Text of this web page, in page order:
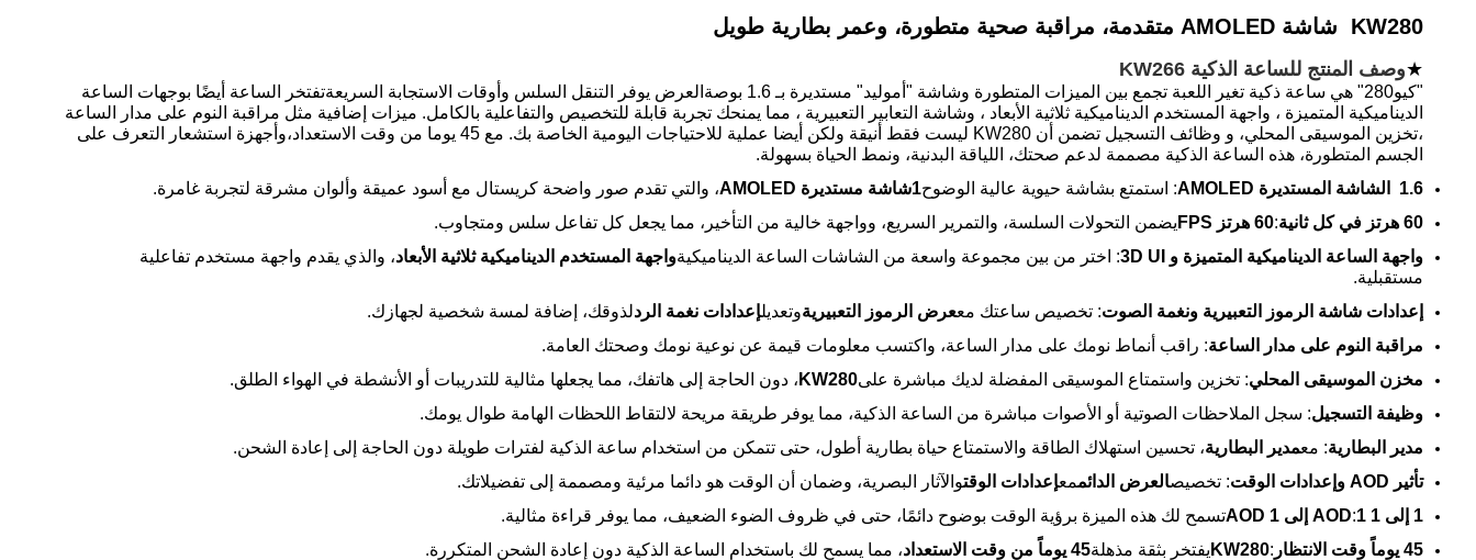
KW280 ‬ شاشة AMOLED متقدمة، مراقبة صحية متطورة، وعمر بطارية طويل
★وصف المنتج للساعة الذكية KW266
"كيو280" هي ساعة ذكية تغير اللعبة تجمع بين الميزات المتطورة وشاشة "أموليد" مستديرة بـ 1.6 بوصةالعرض يوفر التنقل السلس وأوقات الاستجابة السريعةتفتخر الساعة أيضًا بوجهات الساعة
الديناميكية المتميزة ، واجهة المستخدم الديناميكية ثلاثية الأبعاد ، وشاشة التعابير التعبيرية ، مما يمنحك تجربة قابلة للتخصيص والتفاعلية بالكامل. ميزات إضافية مثل مراقبة النوم على مدار الساعة
،تخزين الموسيقى المحلي، و وظائف التسجيل تضمن أن KW280 ليست فقط أنيقة ولكن أيضا عملية للاحتياجات اليومية الخاصة بك. مع 45 يوما من وقت الاستعداد،وأجهزة استشعار التعرف على
الجسم المتطورة، هذه الساعة الذكية مصممة لدعم صحتك، اللياقة البدنية، ونمط الحياة بسهولة.
1.6 ‬ الشاشة المستديرة AMOLED
: استمتع بشاشة حيوية عالية الوضوح1شاشة مستديرة AMOLED
، والتي تقدم صور واضحة كريستال مع أسود عميقة وألوان مشرقة لتجربة غامرة.
60 هرتز في كل ثانية
:60 هرتز FPS
يضمن التحولات السلسة، والتمرير السريع، وواجهة خالية من التأخير، مما يجعل كل تفاعل سلس ومتجاوب.
واجهة الساعة الديناميكية المتميزة و 3D UI
: اختر من بين مجموعة واسعة من الشاشات الساعة الديناميكيةواجهة المستخدم الديناميكية ثلاثية الأبعاد، والذي يقدم واجهة مستخدم تفاعلية
مستقبلية.
إعدادات شاشة الرموز التعبيرية ونغمة الصوت: تخصيص ساعتك مععرض الرموز التعبيريةوتعديلإعدادات نغمة الردلذوقك، إضافة لمسة شخصية لجهازك.
مراقبة النوم على مدار الساعة: راقب أنماط نومك على مدار الساعة، واكتسب معلومات قيمة عن نوعية نومك وصحتك العامة.
مخزن الموسيقى المحلي: تخزين واستمتاع الموسيقى المفضلة لديك مباشرة علىKW280 ، دون الحاجة إلى هاتفك، مما يجعلها مثالية للتدريبات أو الأنشطة في الهواء الطلق.
وظيفة التسجيل: سجل الملاحظات الصوتية أو الأصوات مباشرة من الساعة الذكية، مما يوفر طريقة مريحة لالتقاط اللحظات الهامة طوال يومك.
مدير البطارية: معمدير البطارية، تحسين استهلاك الطاقة والاستمتاع حياة بطارية أطول، حتى تتمكن من استخدام ساعة الذكية لفترات طويلة دون الحاجة إلى إعادة الشحن.
تأثير AOD وإعدادات الوقت
: تخصيصالعرض الدائممعإعدادات الوقتوالآثار البصرية، وضمان أن الوقت هو دائما مرئية ومصممة إلى تفضيلاتك.
1 إلى 1 AOD
:1 إلى 1 AOD
تسمح لك هذه الميزة برؤية الوقت بوضوح دائمًا، حتى في ظروف الضوء الضعيف، مما يوفر قراءة مثالية.
45 يوماً وقت الانتظار
:
KW280 يفتخر بثقة مذهلة45 يوماً من وقت الاستعداد
، مما يسمح لك باستخدام الساعة الذكية دون إعادة الشحن المتكررة.